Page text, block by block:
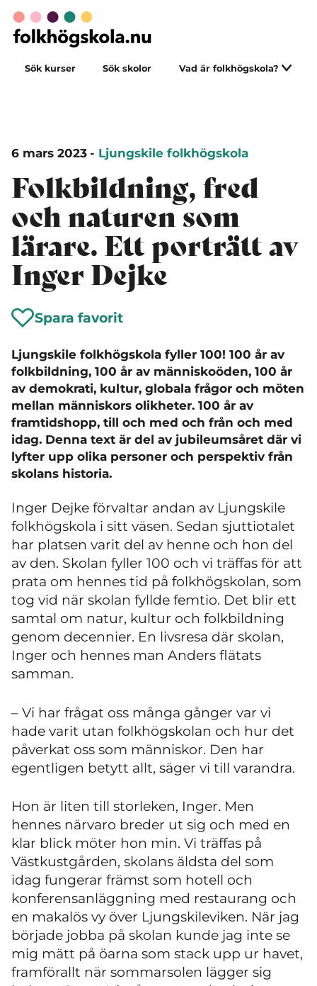
Sök kurser Sök skolor Vad är folkhögskola?
6 mars 2023 - Ljungskile folkhögskola
Folkbildning, fred
och naturen som
lärare. Ett porträtt av
Inger Dejke
Spara favorit
Ljungskile folkhögskola fyller 100! 100 år av
folkbildning, 100 år av människoöden, 100 år
av demokrati, kultur, globala frågor och möten
mellan människors olikheter. 100 år av
framtidshopp, till och med och från och med
idag. Denna text är del av jubileumsåret där vi
lyfter upp olika personer och perspektiv från
skolans historia.
Inger Dejke förvaltar andan av Ljungskile
folkhögskola i sitt väsen. Sedan sjuttiotalet
har platsen varit del av henne och hon del
av den. Skolan fyller 100 och vi träffas för att
prata om hennes tid på folkhögskolan, som
tog vid när skolan fyllde femtio. Det blir ett
samtal om natur, kultur och folkbildning
genom decennier. En livsresa där skolan,
Inger och hennes man Anders flätats
samman.
– Vi har frågat oss många gånger var vi
hade varit utan folkhögskolan och hur det
påverkat oss som människor. Den har
egentligen betytt allt, säger vi till varandra.
Hon är liten till storleken, Inger. Men
hennes närvaro breder ut sig och med en
klar blick möter hon min. Vi träffas på
Västkustgården, skolans äldsta del som
idag fungerar främst som hotell och
konferensanläggning med restaurang och
en makalös vy över Ljungskileviken. När jag
började jobba på skolan kunde jag inte se
mig mätt på öarna som stack upp ur havet,
framförallt när sommarsolen lägger sig